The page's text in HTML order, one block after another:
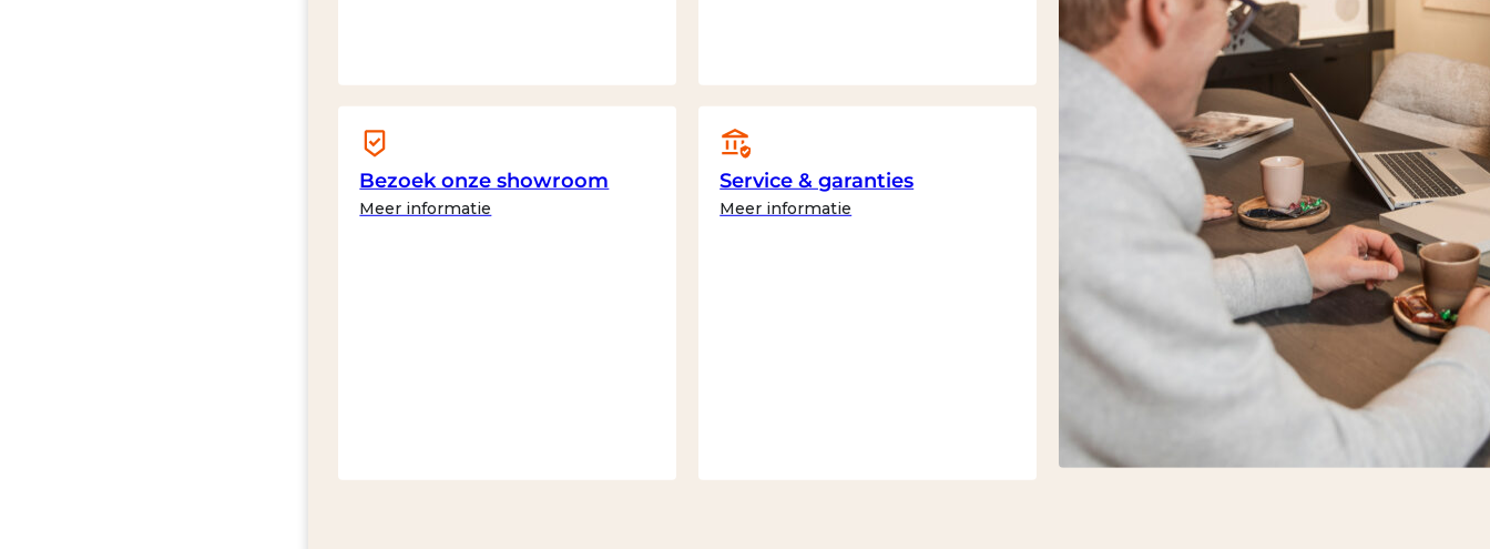
Bezoek onze showroom
Meer informatie
Service & garanties
Meer informatie